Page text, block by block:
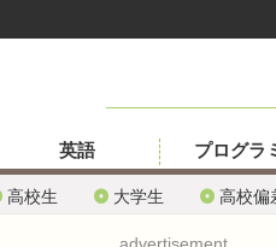
高校生 大学生 高校偏
英語 プログラ